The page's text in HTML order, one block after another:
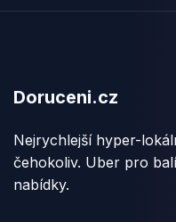
Doruceni.cz
Nejrychlejší hyper-
čehokoliv. Uber pro
nabídky.